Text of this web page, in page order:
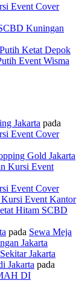
Event Cover
Kuningan
Ketat Depok
Event Wisma
Jakarta pada
Event Cover
Gold Jakarta
Kursi Event
Event Cover
Kursi Event Kantor
Hitam SCBD
pada Sewa Meja
Jakarta
Jakarta
Jakarta pada
DI